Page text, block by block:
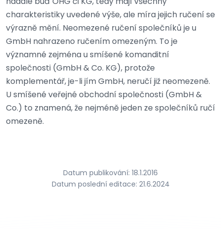
charakteristiky uvedené výše, ale míra jejich ručení se
výrazně mění. Neomezené ručení společníků je u
GmbH nahrazeno ručením omezeným. To je
významné zejména u smíšené komanditní
společnosti (GmbH & Co. KG), protože
komplementář, je-li jím GmbH, neručí již neomezeně.
U smíšené veřejné obchodní společnosti (GmbH &
Co.) to znamená, že nejméně jeden ze společníků ručí
omezeně.
Datum publikování: 18.1.2016
Datum poslední editace: 21.6.2024